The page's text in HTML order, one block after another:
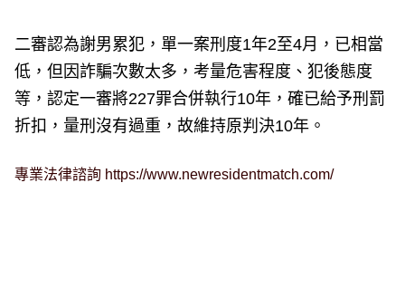
二審認為謝男累犯，單一案刑度1年2至4月，已相當
低，但因詐騙次數太多，考量危害程度、犯後態度
等，認定一審將227罪合併執行10年，確已給予刑罰
折扣，量刑沒有過重，故維持原判決10年。
專業法律諮詢 https://www.newresidentmatch.com/